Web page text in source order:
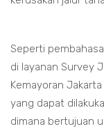
Seperti
di layanan Survey
Kemayoran
yang dapat
dimana bertujuan